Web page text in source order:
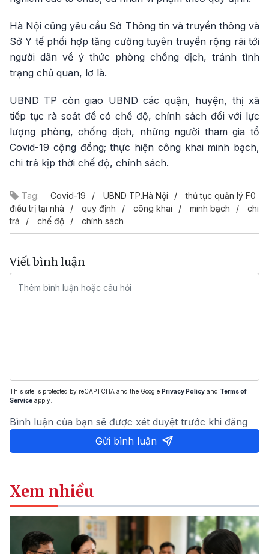
Hà Nội cũng yêu cầu Sở Thông tin và truyền thông và
Sở Y tế phối hợp tăng cường tuyên truyền rộng rãi tới
người dân về ý thức phòng chống dịch, tránh tình
trạng chủ quan, lơ là.
UBND TP còn giao UBND các quận, huyện, thị xã
tiếp tục rà soát để có chế độ, chính sách đối với lực
lượng phòng, chống dịch, những người tham gia tổ
Covid-19 cộng đồng; thực hiện công khai minh bạch,
chi trả kịp thời chế độ, chính sách.
Tag: Covid-19 UBND TP.Hà Nội
thủ tục quản lý F0
điều trị tại nhà
quy định công khai minh bạch
chi
trả
chế độ chính sách
Viết bình luận
This site is protected by reCAPTCHA and the Google Privacy Policy and Terms of
Service apply.
Bình luận của bạn sẽ được xét duyệt trước khi đăng
Gửi bình luận
Xem nhiều